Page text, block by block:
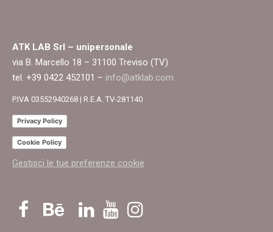
ATK LAB Srl – unipersonale
via B. Marcello 18 – 31100 Treviso (TV)
tel. +39 0422 452101 – info@atklab.com
P.IVA 03552940268 | R.E.A. TV-281140
Privacy Policy
Cookie Policy
Gestisci le tue preferenze cookie